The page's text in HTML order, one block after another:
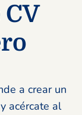
a crear un
acércate al